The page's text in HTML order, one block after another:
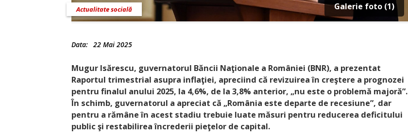
Galerie foto (1)
Actualitate socială
Data: 22 Mai 2025
Mugur Isărescu, guvernatorul Băncii Naţionale a României (BNR), a prezentat
Raportul trimestrial asupra inflaţiei, apreciind că revizuirea în creştere a prognozei
pentru finalul anului 2025, la 4,6%, de la 3,8% anterior, „nu este o problemă majoră”.
În schimb, guvernatorul a apreciat că „România este departe de recesiune”, dar
pentru a rămâne în acest stadiu trebuie luate măsuri pentru reducerea deficitului
public şi restabilirea încrederii pieţelor de capital.